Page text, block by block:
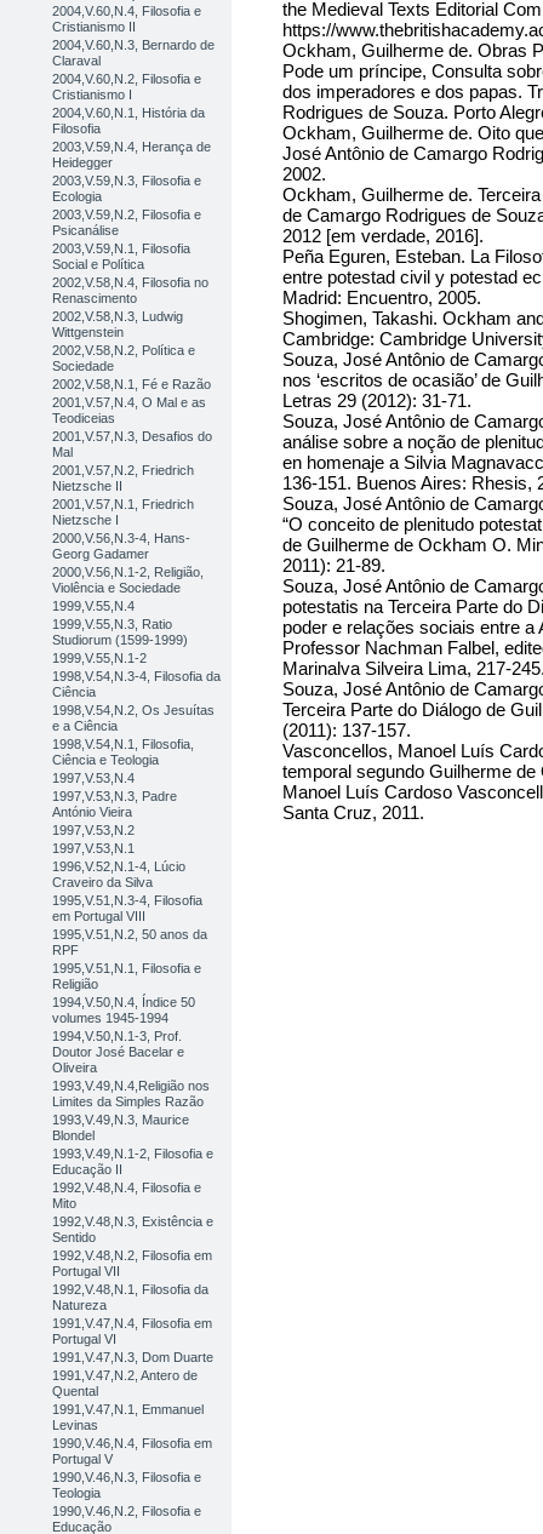
2004,V.60,N.4, Filosofia e
Cristianismo II
2004,V.60,N.3, Bernardo de
Claraval
2004,V.60,N.2, Filosofia e
Cristianismo I
2004,V.60,N.1, História da
Filosofia
2003,V.59,N.4, Herança de
Heidegger
2003,V.59,N.3, Filosofia e
Ecologia
2003,V.59,N.2, Filosofia e
Psicanálise
2003,V.59,N.1, Filosofia
Social e Política
2002,V.58,N.4, Filosofia no
Renascimento
2002,V.58,N.3, Ludwig
Wittgenstein
2002,V.58,N.2, Política e
Sociedade
2002,V.58,N.1, Fé e Razão
2001,V.57,N.4, O Mal e as
Teodiceias
2001,V.57,N.3, Desafios do
Mal
2001,V.57,N.2, Friedrich
Nietzsche II
2001,V.57,N.1, Friedrich
Nietzsche I
2000,V.56,N.3-4, Hans-
Georg Gadamer
2000,V.56,N.1-2, Religião,
Violência e Sociedade
1999,V.55,N.4
1999,V.55,N.3, Ratio
Studiorum (1599-1999)
1999,V.55,N.1-2
1998,V.54,N.3-4, Filosofia da
Ciência
1998,V.54,N.2, Os Jesuítas
e a Ciência
1998,V.54,N.1, Filosofia,
Ciência e Teologia
1997,V.53,N.4
1997,V.53,N.3, Padre
António Vieira
1997,V.53,N.2
1997,V.53,N.1
1996,V.52,N.1-4, Lúcio
Craveiro da Silva
1995,V.51,N.3-4, Filosofia
em Portugal VIII
1995,V.51,N.2, 50 anos da
RPF
1995,V.51,N.1, Filosofia e
Religião
1994,V.50,N.4, Índice 50
volumes 1945-1994
1994,V.50,N.1-3, Prof.
Doutor José Bacelar e
Oliveira
1993,V.49,N.4,Religião nos
Limites da Simples Razão
1993,V.49,N.3, Maurice
Blondel
1993,V.49,N.1-2, Filosofia e
Educação II
1992,V.48,N.4, Filosofia e
Mito
1992,V.48,N.3, Existência e
Sentido
1992,V.48,N.2, Filosofia em
Portugal VII
1992,V.48,N.1, Filosofia da
Natureza
1991,V.47,N.4, Filosofia em
Portugal VI
1991,V.47,N.3, Dom Duarte
1991,V.47,N.2, Antero de
Quental
1991,V.47,N.1, Emmanuel
Levinas
1990,V.46,N.4, Filosofia em
Portugal V
1990,V.46,N.3, Filosofia e
Teologia
1990,V.46,N.2, Filosofia e
Educação
the Medieval Texts Editorial
https://
Ockham, Guilherme de. Obras
Pode um príncipe, Consulta
dos imperadores e dos papas.
Rodrigues de Souza. Porto
Ockham, Guilherme de. Oito
José Antônio de Camargo
2002.
Ockham, Guilherme de.
de Camargo Rodrigues de
2012 [em verdade, 2016].
Peña Eguren, Esteban. La
entre potestad civil y potestad
Madrid: Encuentro, 2005.
Shogimen, Takashi. Ockham
Cambridge: Cambridge
Souza, José Antônio de
nos ‘escritos de ocasião’ de
Letras 29 (2012): 31-71.
Souza, José Antônio de
análise sobre a noção de
en homenaje a Silvia
136-151. Buenos Aires: Rhesis,
Souza, José Antônio de
“O conceito de plenitudo
de Guilherme de Ockham O.
2011): 21-89.
Souza, José Antônio de
potestatis na Terceira Parte do
poder e relações sociais entre a
Professor Nachman Falbel,
Marinalva Silveira Lima, 217-
Souza, José Antônio de
Terceira Parte do Diálogo de
(2011): 137-157.
Vasconcellos, Manoel Luís
temporal segundo Guilherme
Manoel Luís Cardoso
Santa Cruz, 2011.